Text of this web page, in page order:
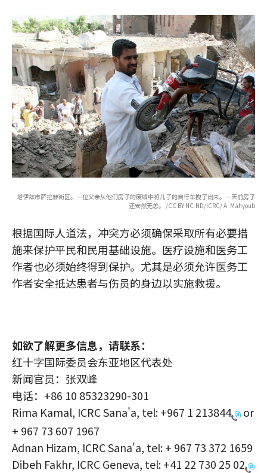
塔伊兹市萨拉赫街区。一位父亲从他们房子的废墟中将儿子的自行车拽了出来。一天前房子
还安然无恙。 /CC BY-NC-ND/ICRC/ A. Mahyoub
根据国际人道法，冲突方必须确保采取所有必要措
施来保护平民和民用基础设施。医疗设施和医务工
作者也必须始终得到保护。尤其是必须允许医务工
作者安全抵达患者与伤员的身边以实施救援。
如欲了解更多信息，请联系：
红十字国际委员会东亚地区代表处
新闻官员：张双峰
电话：+86 10 85323290-301
Rima Kamal, ICRC Sana'a, tel:+967 1 213844
or
+ 967 73 607 1967
Adnan Hizam, ICRC Sana'a, tel: + 967 73 372 1659
Dibeh Fakhr, ICRC Geneva, tel:+41 22 730 25 02